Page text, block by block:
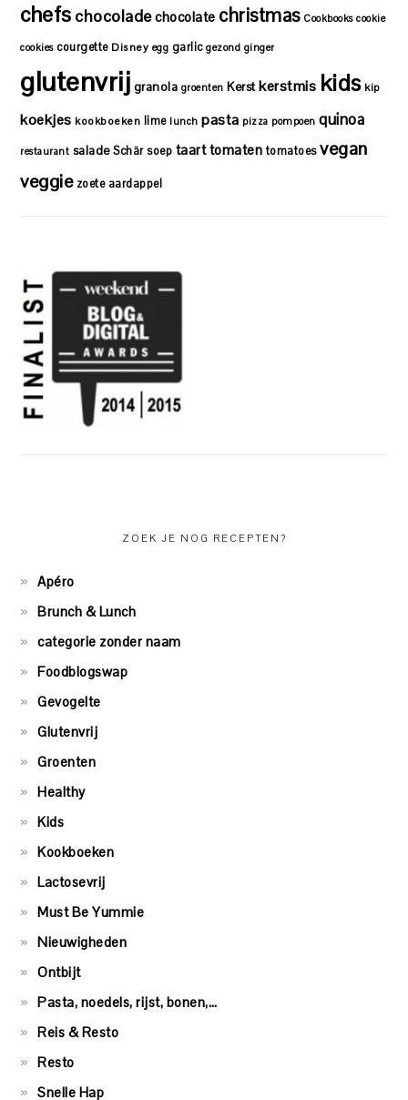
chefs chocoladechocolate christmas Cookbooks cookie
cookies courgette Disney egg garlic gezond ginger
glutenvrij granola groenten Kerst kerstmis kids kip
koekjes kookboeken lime lunch pasta pizza pompoen quinoa
restaurant salade Schär soep taarttomaten tomatoes vegan
veggie zoete aardappel
ZOEK JE NOG RECEPTEN?
Apéro
Brunch & Lunch
categorie zonder naam
Foodblogswap
Gevogelte
Glutenvrij
Groenten
Healthy
Kids
Kookboeken
Lactosevrij
Must Be Yummie
Nieuwigheden
Ontbijt
Pasta, noedels, rijst, bonen,…
Reis & Resto
Resto
Snelle Hap